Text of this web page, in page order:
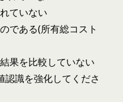
ていない
である(所有総コスト
果を比較していない
認識を強化してくださ